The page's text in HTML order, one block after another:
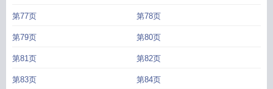
第77页 第78页
第79页 第80页
第81页 第82页
第83页 第84页